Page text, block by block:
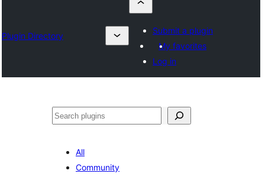
Plugin Directory
Submit a plugin
My favorites
Log in
ရှာ
All
Community